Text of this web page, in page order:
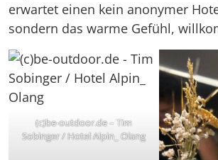
erwartet einen kein anonymer
sondern das warme Gefühl,
(c)be-outdoor.de – Tim
Sobinger / Hotel Alpin_ Olang